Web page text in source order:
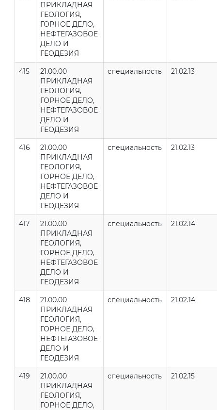
ПРИКЛАДНАЯ
ГЕОЛОГИЯ,
ГОРНОЕ ДЕЛО,
НЕФТЕГАЗОВОЕ
ДЕЛО И
ГЕОДЕЗИЯ
415
21.00.00
ПРИКЛАДНАЯ
ГЕОЛОГИЯ,
ГОРНОЕ ДЕЛО,
НЕФТЕГАЗОВОЕ
ДЕЛО И
ГЕОДЕЗИЯ
специальность 21.02.13
416
21.00.00
ПРИКЛАДНАЯ
ГЕОЛОГИЯ,
ГОРНОЕ ДЕЛО,
НЕФТЕГАЗОВОЕ
ДЕЛО И
ГЕОДЕЗИЯ
специальность 21.02.13
417
21.00.00
ПРИКЛАДНАЯ
ГЕОЛОГИЯ,
ГОРНОЕ ДЕЛО,
НЕФТЕГАЗОВОЕ
ДЕЛО И
ГЕОДЕЗИЯ
специальность 21.02.14
418
21.00.00
ПРИКЛАДНАЯ
ГЕОЛОГИЯ,
ГОРНОЕ ДЕЛО,
НЕФТЕГАЗОВОЕ
ДЕЛО И
ГЕОДЕЗИЯ
специальность 21.02.14
419
21.00.00
ПРИКЛАДНАЯ
ГЕОЛОГИЯ,
ГОРНОЕ ДЕЛО,
специальность 21.02.15